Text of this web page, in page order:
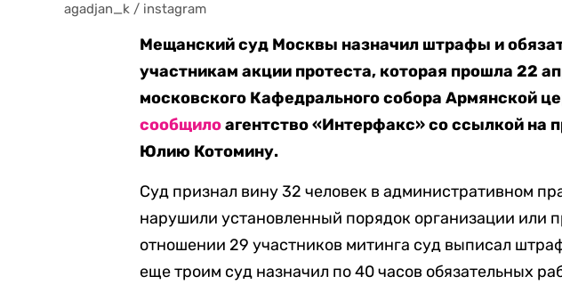
agadjan_k / instagram
Мещанский суд Москвы назначил штрафы и
участникам акции протеста, которая прошла 22
московского Кафедрального собора Армянской
сообщилоагентство «Интерфакс» со ссылкой на
Юлию Котомину.
Суд признал вину 32 человек в административном
нарушили установленный порядок организации или
отношении 29 участников митинга суд выписал
еще троим суд назначил по 40 часов обязательных